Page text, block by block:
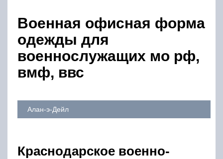
Военная офисная форма
одежды для
военнослужащих мо рф,
вмф, ввс
Алан-э-Дейл
Краснодарское военно-